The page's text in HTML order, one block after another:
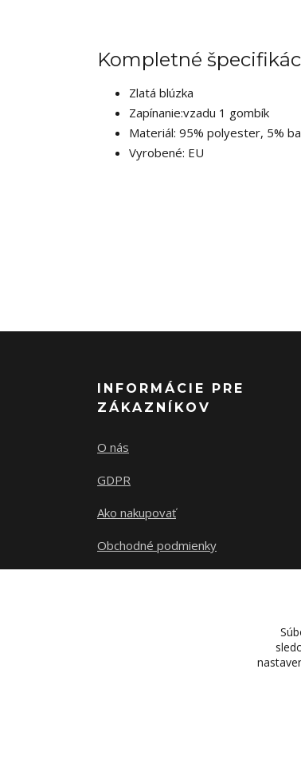
Kompletné
Zlatá blúzka
Zapínanie:vzadu 1 gombík
Materiál: 95% polyester, 5%
Vyrobené: EU
INFORMÁCIE PRE
ZÁKAZNÍKOV
O nás
GDPR
Ako nakupovať
Obchodné podmienky